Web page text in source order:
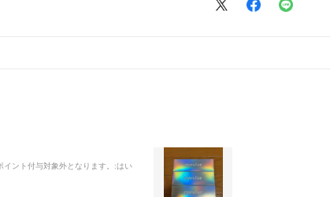
ント付与対象外となります。 :はい